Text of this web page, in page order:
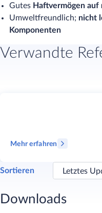
Gutes Haftvermögen auf
Umweltfreundlich; nicht
Komponenten
Verwandte
Mehr erfahren
Sortieren
Downloads